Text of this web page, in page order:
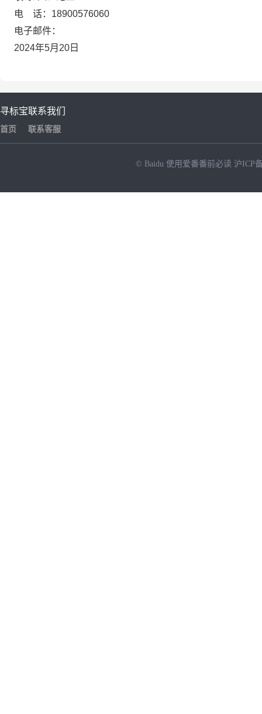
电
话： 18900576060
电子邮件：
2024年5月 20 日
寻标宝
首页
联系我们
联系客服
© Baidu 使用爱番番前必读 沪ICP